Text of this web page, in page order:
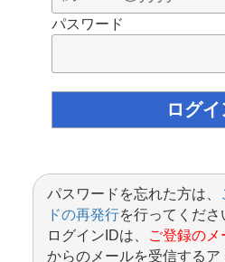
パスワード
パスワードを忘れた方は、
ドの再発行を行ってくださ
ログインIDは、
ご登録のメ
からのメールを受信するア